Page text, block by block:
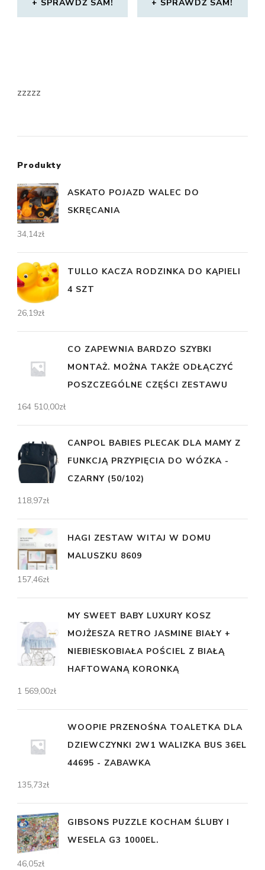
SPRAWDŹ SAM! SPRAWDŹ SAM!
zzzzz
Produkty
ASKATO POJAZD WALEC DO
SKRĘCANIA
34,14zł
TULLO KACZA RODZINKA DO KĄPIELI
4 SZT
26,19zł
CO ZAPEWNIA BARDZO SZYBKI
MONTAŻ. MOŻNA TAKŻE ODŁĄCZYĆ
POSZCZEGÓLNE CZĘŚCI ZESTAWU
164 510,00zł
CANPOL BABIES PLECAK DLA MAMY Z
FUNKCJĄ PRZYPIĘCIA DO WÓZKA -
CZARNY (50/102)
118,97zł
HAGI ZESTAW WITAJ W DOMU
MALUSZKU 8609
157,46zł
MY SWEET BABY LUXURY KOSZ
MOJŻESZA RETRO JASMINE BIAŁY +
NIEBIESKOBIAŁA POŚCIEL Z BIAŁĄ
HAFTOWANĄ KORONKĄ
1 569,00zł
WOOPIE PRZENOŚNA TOALETKA DLA
DZIEWCZYNKI 2W1 WALIZKA BUS 36EL
44695 - ZABAWKA
135,73zł
GIBSONS PUZZLE KOCHAM ŚLUBY I
WESELA G3 1000EL.
46,05zł